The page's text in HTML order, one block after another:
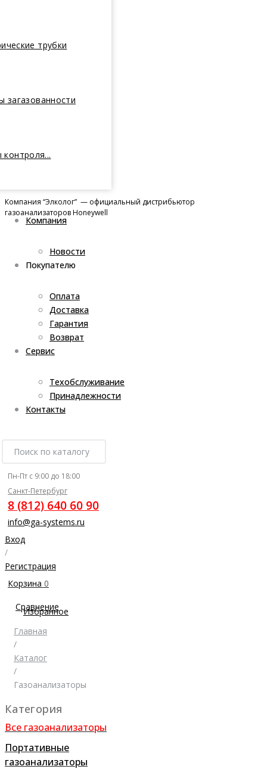
трубки
загазованности
Компания “Элколог” — официальный дистрибьютор
газоанализаторов Honeywell
Компания
Новости
Покупателю
Оплата
Доставка
Гарантия
Возврат
Сервис
Техобслуживание
Принадлежности
Контакты
Пн-Пт с 9:00 до 18:00
Санкт-Петербург
8 (812) 640 60 90
info@ga-systems.ru
Вход
/
Регистрация
Корзина 0
Сравнение
Избранное
Главная
/
Каталог
/
Газоанализаторы
Категория
Все газоанализаторы
Портативные
газоанализаторы